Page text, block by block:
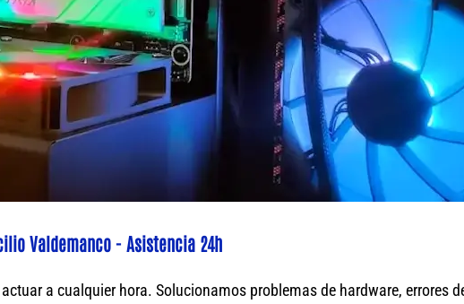
Valdemanco - Asistencia 24h
a cualquier hora. Solucionamos problemas de hardware, errores